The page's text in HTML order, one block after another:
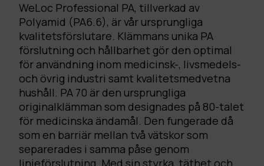
WeLoc Professional PA, tillverkad av
Polyamid (PA6.6), är vår ursprungliga
kvalitetsförslutare. Klämmans unika PA
förslutning och hållbarhet gör den optimal
för användning inom medicinsk-, livsmedels-
och övrig industri samt kvalitetsmedvetna
hushåll. PA 70 är den ursprungliga
originalklämman som designades på 80-talet
för medicinska ändamål. Den fungerade då
som en barriär mellan två vätskor som
separerades i samma påse genom